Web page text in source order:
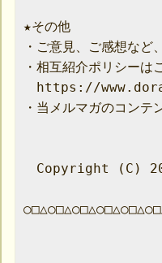
★その他
・ご意見、ご感想など
・相互紹介ポリシーは
https://
・当メルマガのコン
Copyright (C)